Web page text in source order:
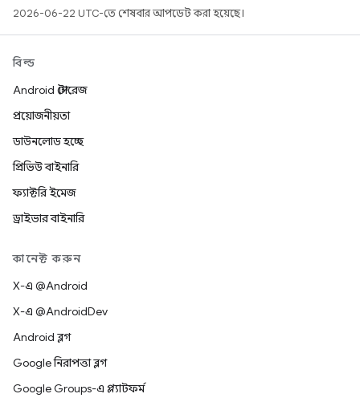
2026-06-22 UTC-তে শেষবার আপডেট করা হয়েছে।
বিল্ড
Android স্টোরেজ
প্রয়োজনীয়তা
ডাউনলোড হচ্ছে
প্রিভিউ বাইনারি
ফ্যাক্টরি ইমেজ
ড্রাইভার বাইনারি
কানেক্ট করুন
X-এ @Android
X-এ @AndroidDev
Android ব্লগ
Google নিরাপত্তা ব্লগ
Google Groups-এ প্ল্যাটফর্ম